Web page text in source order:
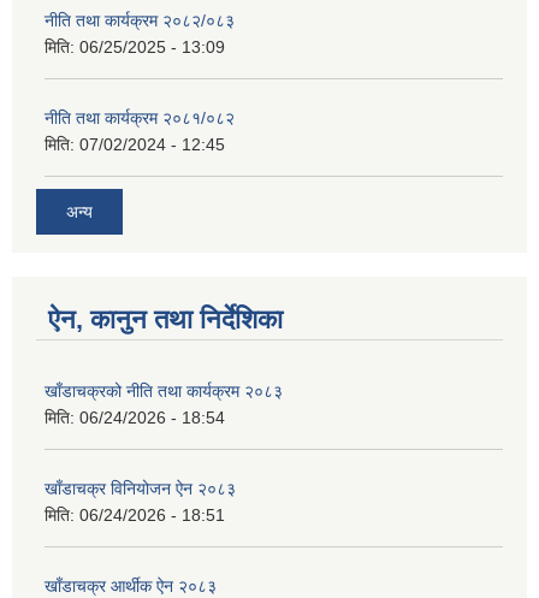
नीति तथा कार्यक्रम २०८२/०८३
मिति: 06/25/2025 - 13:09
नीति तथा कार्यक्रम २०८१/०८२
मिति: 07/02/2024 - 12:45
अन्य
ऐन, कानुन तथा निर्देशिका
खाँडाचक्रको नीति तथा कार्यक्रम २०८३
मिति: 06/24/2026 - 18:54
खाँडाचक्र विनियोजन ऐन २०८३
मिति: 06/24/2026 - 18:51
खाँडाचक्र आर्थीक ऐन २०८३